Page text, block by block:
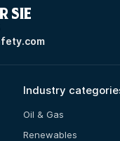
SIE
Industry
Oil & Gas
Renewables